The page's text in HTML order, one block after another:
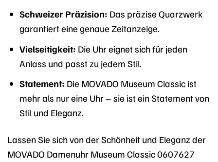
Schweizer Präzision: Das präzise Quarzwerk
garantiert eine genaue Zeitanzeige.
Vielseitigkeit: Die Uhr eignet sich für jeden
Anlass und passt zu jedem Stil.
Statement: Die MOVADO Museum Classic ist
mehr als nur eine Uhr – sie ist ein Statement von
Stil und Eleganz.
Lassen Sie sich von der Schönheit und Eleganz der
MOVADO Damenuhr Museum Classic 0607627